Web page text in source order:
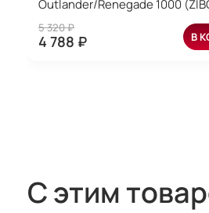
Outlander/Renegade 1000
5 320 ₽
4 788 ₽ В
С этим